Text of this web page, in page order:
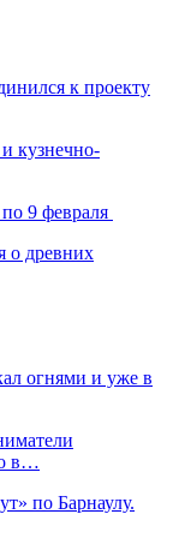
к проекту
кузнечно-
9 февраля
о древних
огнями и уже в
в…
по Барнаулу.